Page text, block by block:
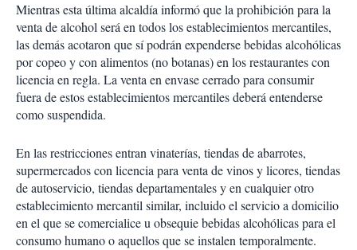
Mientras esta última alcaldía informó que la prohibición para la
venta de alcohol será en todos los establecimientos mercantiles,
las demás acotaron que sí podrán expenderse bebidas alcohólicas
por copeo y con alimentos (no botanas) en los restaurantes con
licencia en regla. La venta en envase cerrado para consumir
fuera de estos establecimientos mercantiles deberá entenderse
como suspendida.
En las restricciones entran vinaterías, tiendas de abarrotes,
supermercados con licencia para venta de vinos y licores, tiendas
de autoservicio, tiendas departamentales y en cualquier otro
establecimiento mercantil similar, incluido el servicio a domicilio
en el que se comercialice u obsequie bebidas alcohólicas para el
consumo humano o aquellos que se instalen temporalmente.